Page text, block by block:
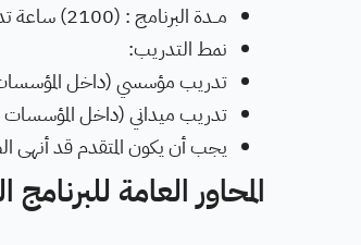
مــدة البرنامج : (2100) ساعة تدريبية
نمط التدريب:
تدريب مؤسسي (داخل المؤسسات
تدريب ميداني (داخل المؤسسات
يجب أن يكون المتقدم قد أنهى الصف
المحاور العامة للبرنامج